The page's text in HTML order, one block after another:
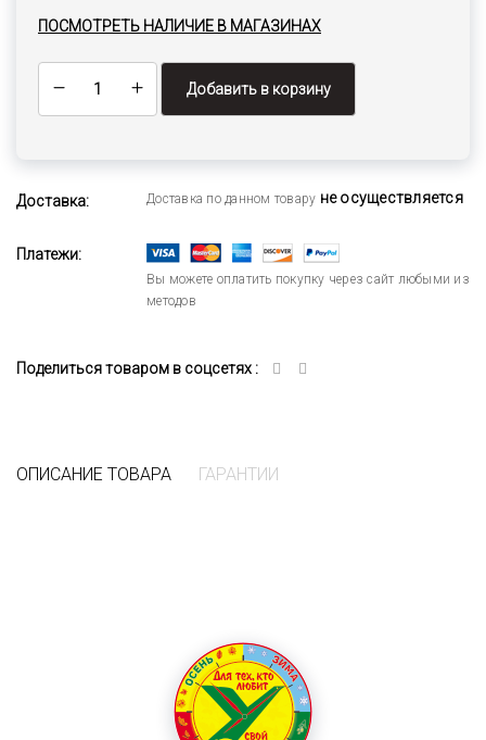
ПОСМОТРЕТЬ НАЛИЧИЕ В МАГАЗИНАХ
Добавить в корзину
Доставка: Доставка по данном товару не осуществляется
Платежи:
Вы можете оплатить покупку через сайт любыми из
методов
Поделиться товаром в соцсетях :
ОПИСАНИЕ ТОВАРА ГАРАНТИИ